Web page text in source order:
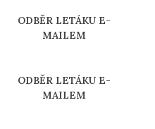
ODBĚR LETÁKU E-
MAILEM
ODBĚR LETÁKU E-
MAILEM